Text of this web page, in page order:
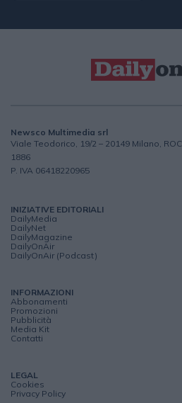
Newsco Multimedia srl
Viale Teodorico, 19/2 – 20149 Milano,
1886
P. IVA 06418220965
INIZIATIVE EDITORIALI
DailyMedia
DailyNet
DailyMagazine
DailyOnAir
DailyOnAir (Podcast)
INFORMAZIONI
Abbonamenti
Promozioni
Pubblicità
Media Kit
Contatti
LEGAL
Cookies
Privacy Policy